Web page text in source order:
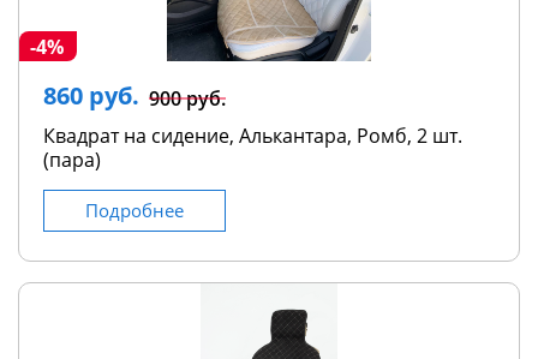
-4%
860 руб. 900 руб.
Квадрат на сидение, Алькантара, Ромб, 2 шт.
(пара)
Подробнее